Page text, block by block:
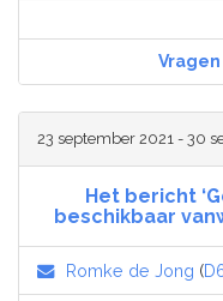
23 september 2021 - 30
Het bericht
beschikbaar
Romke de Jong (